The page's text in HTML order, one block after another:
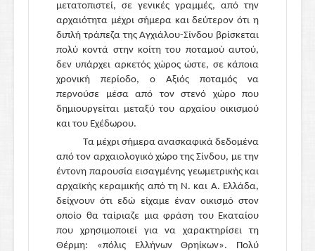
μετατοπιστεί, σε γενικές γραμμές, από την
αρχαιότητα μέχρι σήμερα και δεύτερον ότι η
διπλή τράπεζα της Αγχιάλου-Σίνδου βρίσκεται
πολύ κοντά στην κοίτη του ποταμού αυτού,
δεν υπάρχει αρκετός χώρος ώστε, σε κάποια
χρονική περίοδο, ο Αξιός ποταμός να
περνούσε μέσα από τον στενό χώρο που
δημιουργείται μεταξύ του αρχαίου οικισμού
και του Εχέδωρου.
Τα μέχρι σήμερα ανασκαφικά δεδομένα
από τον αρχαιολογικό χώρο της Σίνδου, με την
έντονη παρουσία εισαγμένης γεωμετρικής και
αρχαϊκής κεραμικής από τη N. και Α. Ελλάδα,
δείχνουν ότι εδώ είχαμε έναν οικισμό στον
οποίο θα ταίριαζε μια φράση του Εκαταίου
που χρησιμοποιεί για να χαρακτηρίσει τη
Θέρμη: «πόλις Ελλήνων Θρηίκων». Πολύ